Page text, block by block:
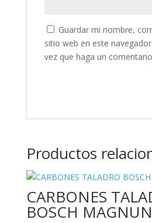
Guardar mi nombre,
sitio web en este
vez que haga un
Productos
CARBONES
BOSCH MAGNUN